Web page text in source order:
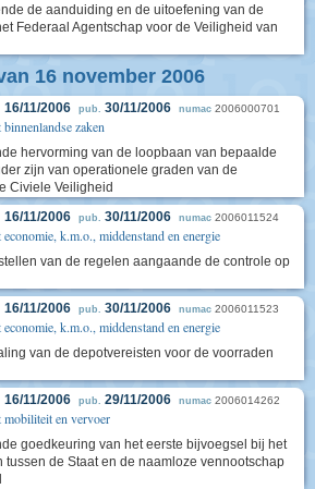
de aanduiding en de uitoefening van de
Federaal Agentschap voor de Veiligheid van
16 november 2006
16/11/2006 pub. 30/11/2006 numac 2006000701
zaken
hervorming van de loopbaan van bepaalde
zijn van operationele graden van de
Civiele Veiligheid
16/11/2006 pub. 30/11/2006 numac 2006011524
k.m.o., middenstand en energie
van de regelen aangaande de controle op
16/11/2006 pub. 30/11/2006 numac 2006011523
k.m.o., middenstand en energie
van de depotvereisten voor de voorraden
16/11/2006 pub. 29/11/2006 numac 2006014262
mobiliteit en vervoer
goedkeuring van het eerste bijvoegsel bij het
tussen de Staat en de naamloze vennootschap